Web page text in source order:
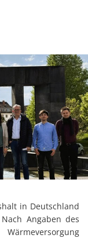
in Deutschland
Angaben des